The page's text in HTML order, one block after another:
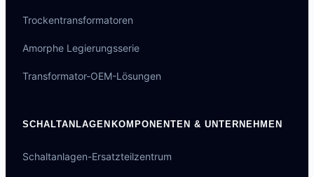
Trockentransformatoren
Amorphe Legierungsserie
Transformator-OEM-Lösungen
SCHALTANLAGENKOMPONENTEN & UNTERNEHMEN
Schaltanlagen-Ersatzteilzentrum
Italiano